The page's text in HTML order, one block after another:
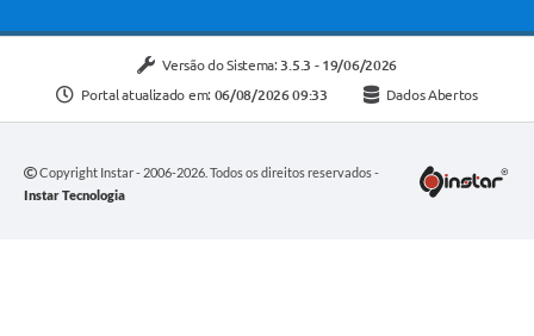
Versão do Sistema: 3.5.3 - 19/06/2026
Portal atualizado em: 06/08/2026 09:33 Dados Abertos
Copyright Instar - 2006-2026. Todos os direitos reservados -
Instar Tecnologia